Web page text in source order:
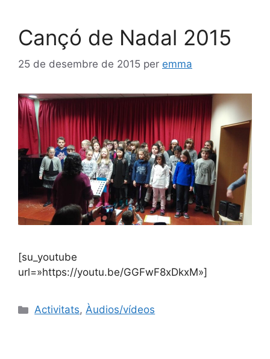
Cançó de Nadal 2015
25 de desembre de 2015 per emma
[su_youtube
url=»https://youtu.be/GGFwF8xDkxM»]
Activitats,Àudios/vídeos